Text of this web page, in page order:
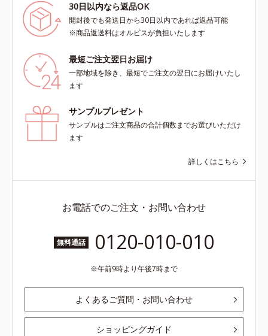
30日以内なら返品OK
開封後でも発送日から30日以内であれば返品可能
※商品返送料はオルビスが負担いたします
最短ご注文翌日お届け
一部地域を除き、最短でご注文の翌日にお届けいたし
ます
サンプルプレゼント
サンプルはご注文商品の合計個数までお選びいただけ
ます
詳しくはこちら
お電話でのご注文・お問い合わせ
無料通話 0120-010-010
午前9時より午後7時まで
よくあるご質問・お問い合わせ
ショッピングガイド